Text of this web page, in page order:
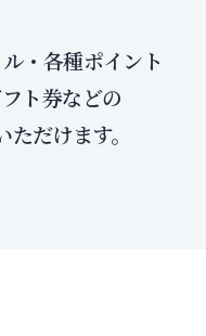
・各種ポイント
ト券などの
だけます。